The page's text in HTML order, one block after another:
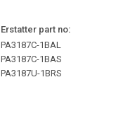
Erstatter part no:
PA3187C-1BAL
PA3187C-1BAS
PA3187U-1BRS